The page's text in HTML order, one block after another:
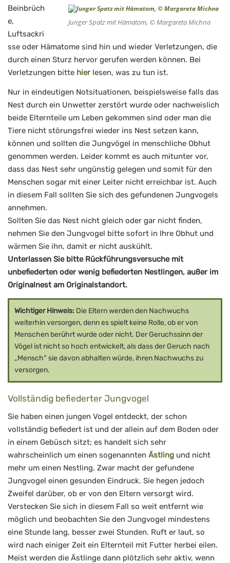
Junger Spatz mit Hämatom, © Margareta Michna
Beinbrüch
e,
Luftsackri
sse oder Hämatome sind hin und wieder Verletzungen, die
durch einen Sturz hervor gerufen werden können. Bei
Verletzungen bitte hierlesen, was zu tun ist.
Nur in eindeutigen Notsituationen, beispielsweise falls das
Nest durch ein Unwetter zerstört wurde oder nachweislich
beide Elternteile um Leben gekommen sind oder man die
Tiere nicht störungsfrei wieder ins Nest setzen kann,
können und sollten die Jungvögel in menschliche Obhut
genommen werden. Leider kommt es auch mitunter vor,
dass das Nest sehr ungünstig gelegen und somit für den
Menschen sogar mit einer Leiter nicht erreichbar ist. Auch
in diesem Fall sollten Sie sich des gefundenen Jungvogels
annehmen.
Sollten Sie das Nest nicht gleich oder gar nicht finden,
nehmen Sie den Jungvogel bitte sofort in Ihre Obhut und
wärmen Sie ihn, damit er nicht auskühlt.
Unterlassen Sie bitte Rückführungsversuche mit
unbefiederten oder wenig befiederten Nestlingen, außer im
Originalnest am Originalstandort.
Wichtiger Hinweis: Die Eltern werden den Nachwuchs
weiterhin versorgen, denn es spielt keine Rolle, ob er von
Menschen berührt wurde oder nicht. Der Geruchssinn der
Vögel ist nicht so hoch entwickelt, als dass der Geruch nach
„Mensch“ sie davon abhalten würde, ihren Nachwuchs zu
versorgen.
Vollständig befiederter Jungvogel
Sie haben einen jungen Vogel entdeckt, der schon
vollständig befiedert ist und der allein auf dem Boden oder
in einem Gebüsch sitzt; es handelt sich sehr
wahrscheinlich um einen sogenannten Ästling und nicht
mehr um einen Nestling. Zwar macht der gefundene
Jungvogel einen gesunden Eindruck. Sie hegen jedoch
Zweifel darüber, ob er von den Eltern versorgt wird.
Verstecken Sie sich in diesem Fall so weit entfernt wie
möglich und beobachten Sie den Jungvogel mindestens
eine Stunde lang, besser zwei Stunden. Ruft er laut, so
wird nach einiger Zeit ein Elternteil mit Futter herbei eilen.
Meist werden die Ästlinge dann plötzlich sehr aktiv, wenn